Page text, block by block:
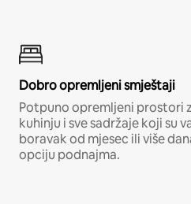
Dobro opremljeni smještaji
Potpuno opremljeni prostori
kuhinju i sve sadržaje koji su
boravak od mjesec ili više
opciju podnajma.